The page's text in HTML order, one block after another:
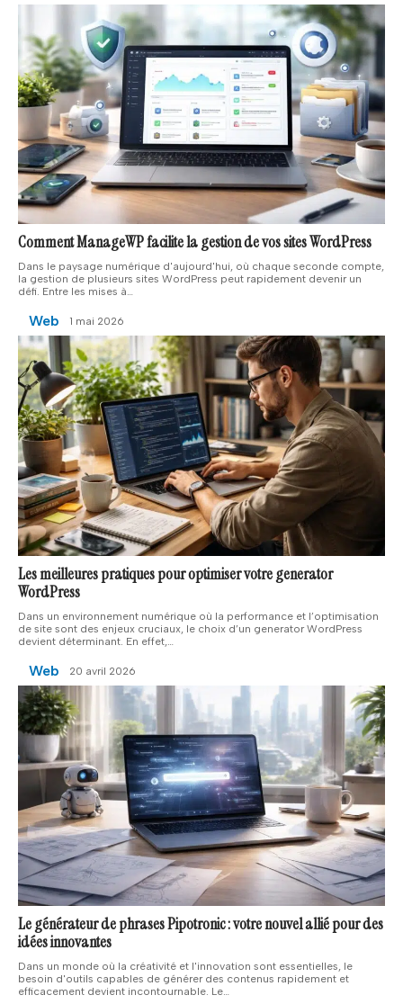
Comment ManageWP facilite la gestion de vos sites WordPress
Dans le paysage numérique d'aujourd'hui, où chaque seconde compte,
la gestion de plusieurs sites WordPress peut rapidement devenir un
défi. Entre les mises à…
Web 1 mai 2026
Les meilleures pratiques pour optimiser votre generator
WordPress
Dans un environnement numérique où la performance et l’optimisation
de site sont des enjeux cruciaux, le choix d’un generator WordPress
devient déterminant. En effet,…
Web 20 avril 2026
Le générateur de phrases Pipotronic : votre nouvel allié pour des
idées innovantes
Dans un monde où la créativité et l'innovation sont essentielles, le
besoin d'outils capables de générer des contenus rapidement et
efficacement devient incontournable. Le…